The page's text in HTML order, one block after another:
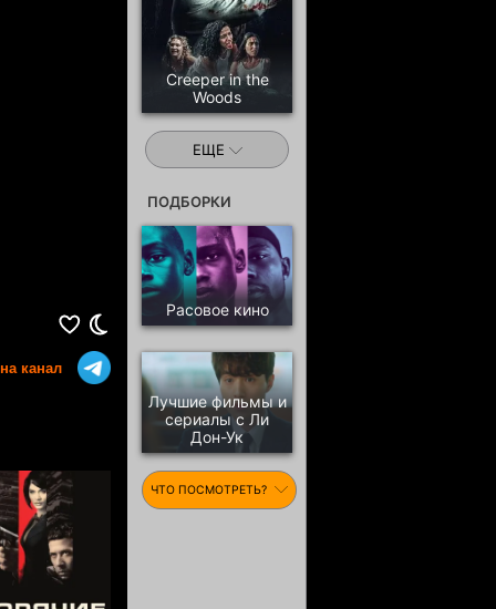
канал
Creeper in the
Woods
ЕЩЕ
ПОДБОРКИ
Расовое кино
Лучшие фильмы и
сериалы с Ли
Дон-Ук
ЧТО ПОСМОТРЕТЬ?